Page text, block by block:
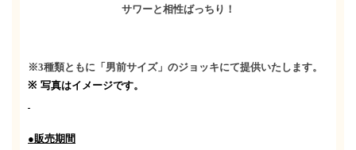
サワーと相性ばっちり！
※3種類ともに「男前サイズ」のジョッキにて提供いたします。
※ 写真はイメージです。
●販売期間